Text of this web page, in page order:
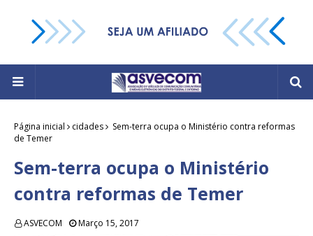
Página inicial cidades
Sem-terra ocupa o Ministério contra reformas
de Temer
Sem-terra ocupa o Ministério
contra reformas de Temer
ASVECOM Março 15, 2017